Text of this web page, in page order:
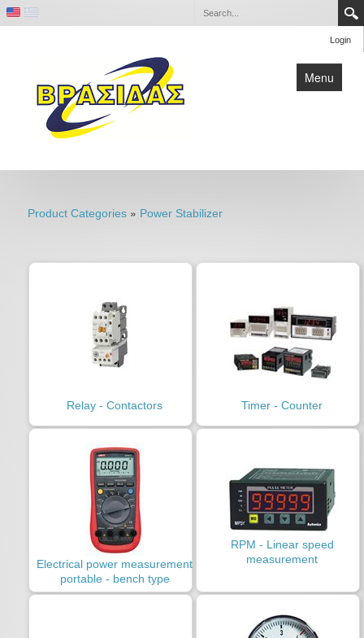
Login
Menu
Home
Product Categories » Power Stabilizer
Relay - Contactors Timer - Counter
Electrical power measurement
portable - bench type
RPM - Linear speed
measurement